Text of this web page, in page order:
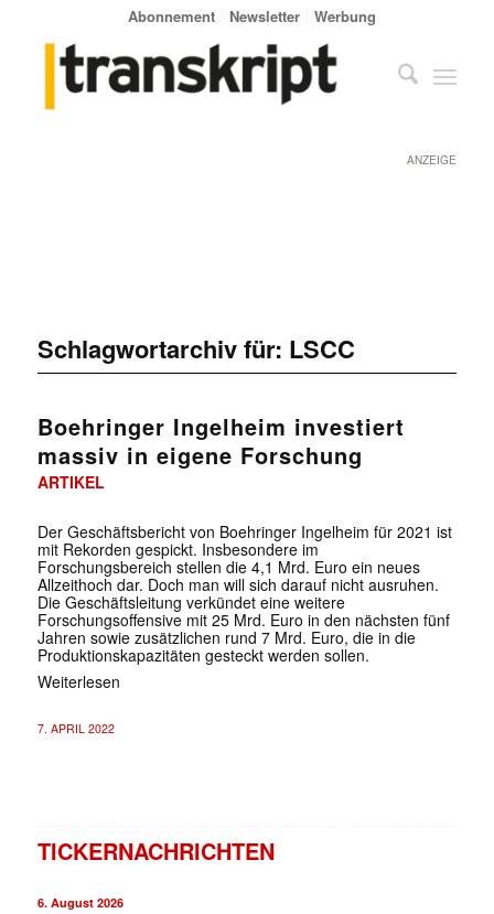
Abonnement Newsletter Werbung
ANZEIGE
Schlagwortarchiv für: LSCC
Boehringer Ingelheim investiert
massiv in eigene Forschung
ARTIKEL
Der Geschäftsbericht von Boehringer Ingelheim für 2021 ist
mit Rekorden gespickt. Insbesondere im
Forschungsbereich stellen die 4,1 Mrd. Euro ein neues
Allzeithoch dar. Doch man will sich darauf nicht ausruhen.
Die Geschäftsleitung verkündet eine weitere
Forschungsoffensive mit 25 Mrd. Euro in den nächsten fünf
Jahren sowie zusätzlichen rund 7 Mrd. Euro, die in die
Produktionskapazitäten gesteckt werden sollen.
Weiterlesen
7. APRIL 2022
TICKERNACHRICHTEN
6. August 2026